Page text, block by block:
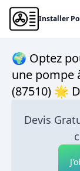
Installer
🌍 Optez
une pompe
(87510) 🌟
Devis